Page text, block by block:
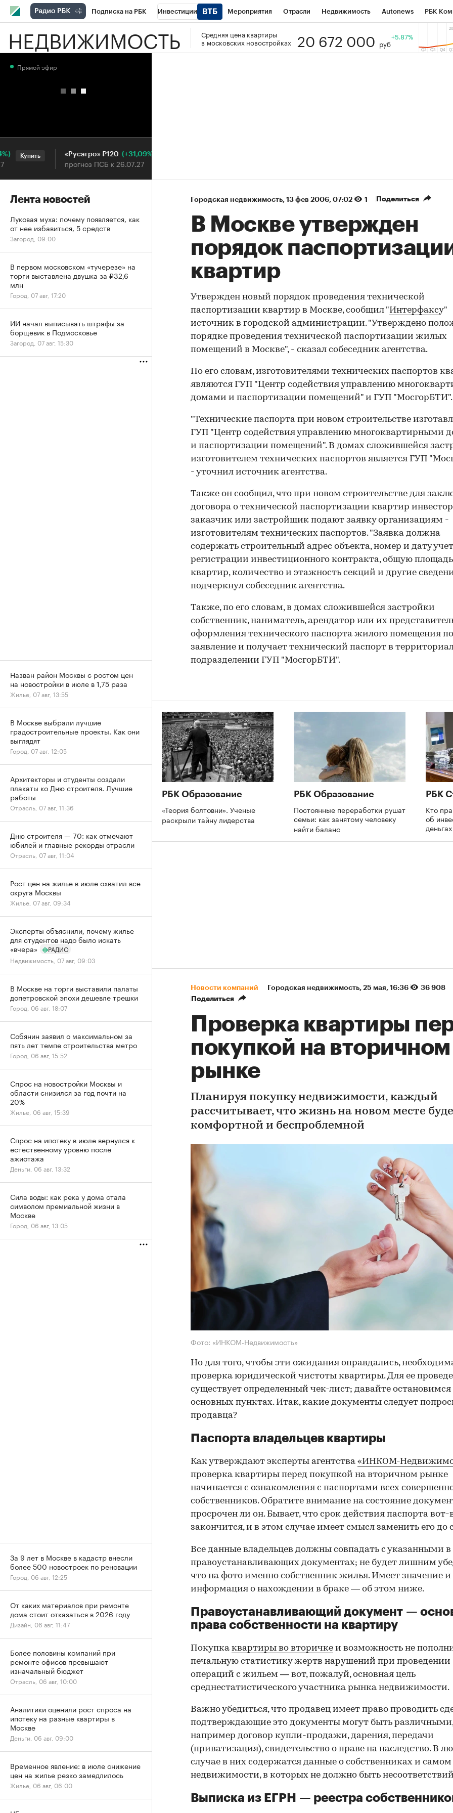
Подписка на РБК Инвестиции Мероприятия Отрасли Недвижимость Autonews РБК
РБК Вино Спорт Школа управления РБК РБК Образование Тренды
НЕДВИЖИМОСТЬ
Средняя цена квартиры
в московских новостройках
20 672 000 руб
+5.87%
Городская недвижимость⁠, 13 фев 2006, 07:02 1 Поделиться
В Москве утвержден
порядок
квартир
Утвержден новый порядок проведения технической
паспортизации квартир в Москве, сообщил "Интерфаксу"
источник в городской администрации. "Утверждено
порядке проведения технической паспортизации жилых
помещений в Москве", - сказал собеседник агентства.
По его словам, изготовителями технических паспортов
являются ГУП "Центр содействия управлению
домами и паспортизации помещений" и ГУП "МосгорБТИ".
"Технические паспорта при новом строительстве
ГУП "Центр содействия управлению многоквартирными
и паспортизации помещений". В домах сложившейся
изготовителем технических паспортов является ГУП
- уточнил источник агентства.
Также он сообщил, что при новом строительстве для
договора о технической паспортизации квартир
заказчик или застройщик подают заявку организациям -
изготовителям технических паспортов. "Заявка должна
содержать строительный адрес объекта, номер и дату
регистрации инвестиционного контракта, общую площадь
квартир, количество и этажность секций и другие
подчеркнул собеседник агентства.
Также, по его словам, в домах сложившейся застройки
собственник, наниматель, арендатор или их
оформления технического паспорта жилого помещения
заявление и получает технический паспорт в
подразделении ГУП "МосгорБТИ".
РБК Образование
«Теория болтовни». Ученые
раскрыли тайну лидерства
РБК Образование
Постоянные переработки рушат
семьи: как занятому человеку
найти баланс
РБК
Кто
об
деньгах
Новости компаний Городская недвижимость⁠, 25 мая, 16:36
36 908
Поделиться
Проверка квартиры
покупкой на вторичном
рынке
Планируя покупку недвижимости, каждый
рассчитывает, что жизнь на новом месте
комфортной и беспроблемной
Фото: «ИНКОМ-Недвижимость»
Но для того, чтобы эти ожидания оправдались,
проверка юридической чистоты квартиры. Для ее
существует определенный чек-лист; давайте остановимся
основных пунктах. Итак, какие документы следует
продавца?
Паспорта владельцев квартиры
Как утверждают эксперты агентства «ИНКОМ-
проверка квартиры перед покупкой на вторичном рынке
начинается с ознакомления с паспортами всех
собственников. Обратите внимание на состояние
просрочен ли он. Бывает, что срок действия паспорта вот-
закончится, и в этом случае имеет смысл заменить его до
Все данные владельцев должны совпадать с указанными в
правоустанавливающих документах; не будет лишним
что на фото именно собственник жилья. Имеет значение и
информация о нахождении в браке — об этом ниже.
Правоустанавливающий документ —
права собственности на квартиру
Покупка квартиры во вторичке и возможность не
печальную статистику жертв нарушений при проведении
операций с жильем — вот, пожалуй, основная цель
среднестатистического участника рынка недвижимости.
Важно убедиться, что продавец имеет право проводить
подтверждающие это документы могут быть различными,
например договор купли-продажи, дарения, передачи
(приватизация), свидетельство о праве на наследство. В
случае в них содержатся данные о собственниках и самом
недвижимости, в которых не должно быть
Выписка из ЕГРН — реестра
Прямой эфир
Купить «Русагро» ₽120 (+31,09%)
прогноз ПСБ к 26.07.27
Лента новостей
Луковая муха: почему появляется, как
от нее избавиться, 5 средств
Загород, 09:00
В первом московском «тучерезе» на
торги выставлена двушка за ₽32,6
млн
Город, 07 авг, 17:20
ИИ начал выписывать штрафы за
борщевик в Подмосковье
Загород, 07 авг, 15:30
Назван район Москвы с ростом цен
на новостройки в июле в 1,75 раза
Жилье, 07 авг, 13:55
В Москве выбрали лучшие
градостроительные проекты. Как они
выглядят
Город, 07 авг, 12:05
Архитекторы и студенты создали
плакаты ко Дню строителя. Лучшие
работы
Отрасль, 07 авг, 11:36
Дню строителя — 70: как отмечают
юбилей и главные рекорды отрасли
Отрасль, 07 авг, 11:04
Рост цен на жилье в июле охватил все
округа Москвы
Жилье, 07 авг, 09:34
Эксперты объяснили, почему жилье
для студентов надо было искать
«вчера»
РАДИО
Недвижимость, 07 авг, 09:03
В Москве на торги выставили палаты
допетровской эпохи дешевле трешки
Город, 06 авг, 18:07
Собянин заявил о максимальном за
пять лет темпе строительства метро
Город, 06 авг, 15:52
Спрос на новостройки Москвы и
области снизился за год почти на
20%
Жилье, 06 авг, 15:39
Спрос на ипотеку в июле вернулся к
естественному уровню после
ажиотажа
Деньги, 06 авг, 13:32
Сила воды: как река у дома стала
символом премиальной жизни в
Москве
Город, 06 авг, 13:05
За 9 лет в Москве в кадастр внесли
более 500 новостроек по реновации
Город, 06 авг, 12:25
От каких материалов при ремонте
дома стоит отказаться в 2026 году
Дизайн, 06 авг, 11:47
Более половины компаний при
ремонте офисов превышают
изначальный бюджет
Отрасль, 06 авг, 10:00
Аналитики оценили рост спроса на
ипотеку на разные квартиры в
Москве
Деньги, 06 авг, 09:00
Временное явление: в июле снижение
цен на жилье резко замедлилось
Жилье, 06 авг, 06:00